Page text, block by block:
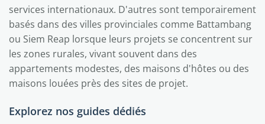
services internationaux. D'autres sont temporairement
basés dans des villes provinciales comme Battambang
ou Siem Reap lorsque leurs projets se concentrent sur
les zones rurales, vivant souvent dans des
appartements modestes, des maisons d'hôtes ou des
maisons louées près des sites de projet.
Explorez nos guides dédiés
Phnom Penh